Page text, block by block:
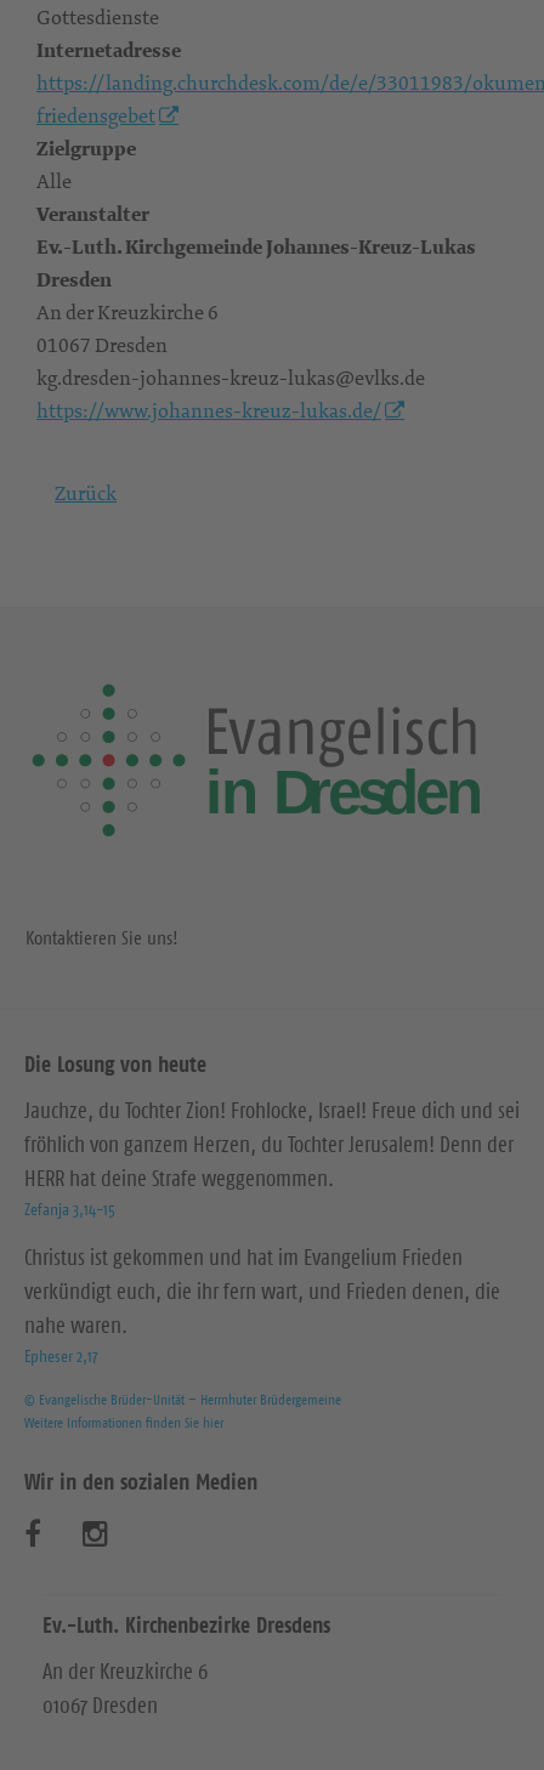
Gottesdienste
Internetadresse
https://landing.churchdesk.com/de/e/33011983/
friedensgebet
Zielgruppe
Alle
Veranstalter
Ev.-Luth. Kirchgemeinde Johannes-Kreuz-Lukas
Dresden
An der Kreuzkirche 6
01067 Dresden
kg.dresden-johannes-kreuz-lukas@evlks.de
https://www.johannes-kreuz-lukas.de/
Zurück
Kontaktieren Sie uns!
Die Losung von heute
Jauchze, du Tochter Zion! Frohlocke, Israel! Freue dich und sei
fröhlich von ganzem Herzen, du Tochter Jerusalem! Denn der
HERR hat deine Strafe weggenommen.
Zefanja 3,14-15
Christus ist gekommen und hat im Evangelium Frieden
verkündigt euch, die ihr fern wart, und Frieden denen, die
nahe waren.
Epheser 2,17
© Evangelische Brüder-Unität – Herrnhuter Brüdergemeine
Weitere Informationen finden Sie hier
Wir in den sozialen Medien
s
u
c
s
u
c
Ev.-Luth. Kirchenbezirke Dresdens
An der Kreuzkirche 6
01067 Dresden